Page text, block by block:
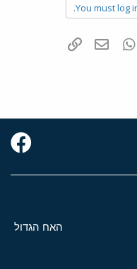
You must log
WhatsAppדואר אלקטרוני
האח הגדול